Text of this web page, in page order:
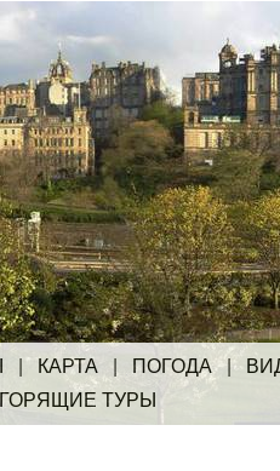
| КАРТА ПОГОДА|
ГОРЯЩИЕ ТУРЫ